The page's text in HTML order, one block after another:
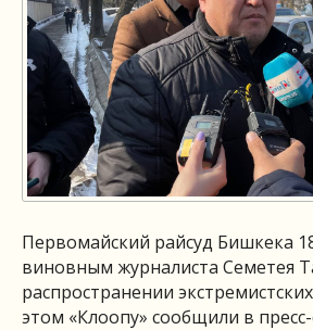
Первомайский райсуд Бишкека
виновным журналиста Семетея
распространении
этом «Клоопу» сообщили в пресс-